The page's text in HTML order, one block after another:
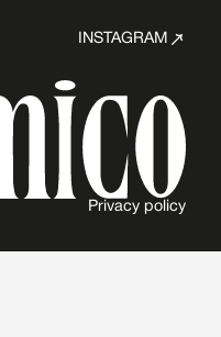
INSTAGRAM
Privacy policy